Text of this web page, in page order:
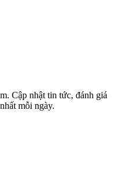
Cập nhật tin tức, đánh giá
mỗi ngày.